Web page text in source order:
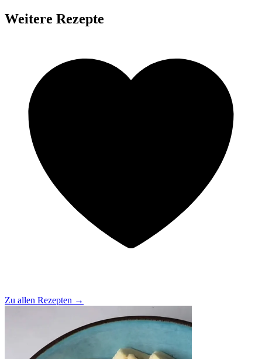
Weitere Rezepte
Zu allen Rezepten →